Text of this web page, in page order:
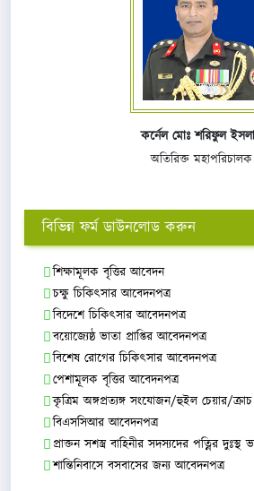
কর্নেল মোঃ শরিফুল
অতিরিক্ত মহাপরিচালক
বিভিন্ন ফর্ম ডাউনলোড করুন
শিক্ষামূলক বৃত্তির আবেদন
চক্ষু চিকিৎসার আবেদনপত্র
বিদেশে চিকিৎসার আবেদনপত্র
বয়োজ্যেষ্ঠ ভাতা প্রাপ্তির আবেদনপত্র
বিশেষ রোগের চিকিৎসার আবেদনপত্র
পেশামূলক বৃত্তির আবেদনপত্র
কৃত্রিম অঙ্গপ্রত্যঙ্গ সংযোজন/হুইল চেয়ার/
বিএসসিআর আবেদনপত্র
প্রাক্তন সশস্ত্র বাহিনীর সদস্যদের পত্নির
শান্তিনিবাসে বসবাসের জন্য আবেদনপত্র